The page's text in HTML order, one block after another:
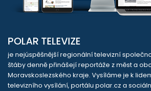
POLAR TELEVIZE
je nejúspěšnější regionální televizní
štáby denně přinášejí reportáže z měst a
Moravskoslezského kraje. Vysíláme je k
televizního vysílání, portálu polar.cz a